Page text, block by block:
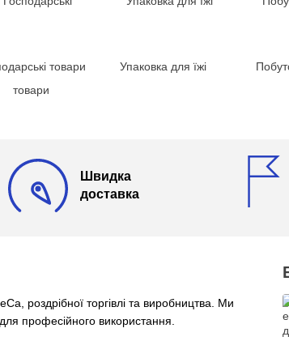
товари Упаковка для їжі
Швидка
доставка
роздрібної торгівлі та виробництва. Ми
професійного використання.